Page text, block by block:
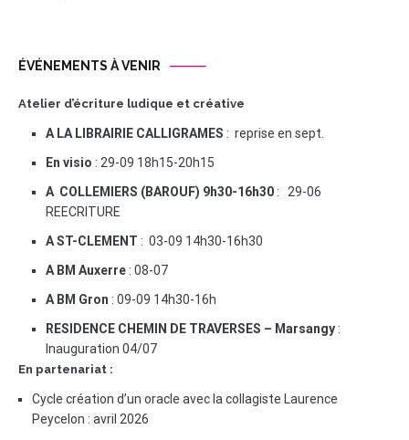
ÉVÉNEMENTS À VENIR
Atelier d’écriture ludique et créative
A LA LIBRAIRIE CALLIGRAMES : reprise en sept.
En visio : 29-09 18h15-20h15
A COLLEMIERS (BAROUF) 9h30-16h30 : 29-06
REECRITURE
A ST-CLEMENT : 03-09 14h30-16h30
A BM Auxerre : 08-07
A BM Gron : 09-09 14h30-16h
RESIDENCE CHEMIN DE TRAVERSES – Marsangy :
Inauguration 04/07
En partenariat :
Cycle création d’un oracle avec la collagiste Laurence
Peycelon : avril 2026